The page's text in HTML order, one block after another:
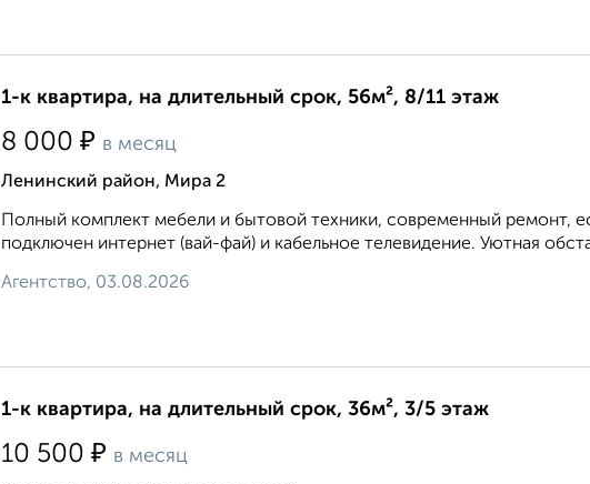
1-к квартира, на длительный срок, 56м², 8/11 этаж
8 000 ₽ в месяц
Ленинский район, Мира 2
Полный комплект мебели и бытовой техники, современный ремонт,
подключен интернет (вай-фай) и кабельное телевидение. Уютная
Агентство, 03.08.2026
1-к квартира, на длительный срок, 36м², 3/5 этаж
10 500 ₽ в месяц